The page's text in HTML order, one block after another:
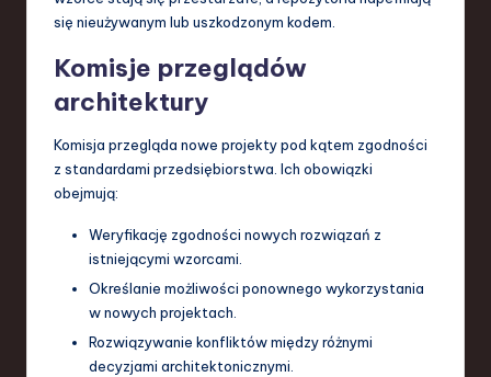
się nieużywanym lub uszkodzonym kodem.
Komisje przeglądów
architektury
Komisja przegląda nowe projekty pod kątem zgodności
z standardami przedsiębiorstwa. Ich obowiązki
obejmują:
Weryfikację zgodności nowych rozwiązań z
istniejącymi wzorcami.
Określanie możliwości ponownego wykorzystania
w nowych projektach.
Rozwiązywanie konfliktów między różnymi
decyzjami architektonicznymi.